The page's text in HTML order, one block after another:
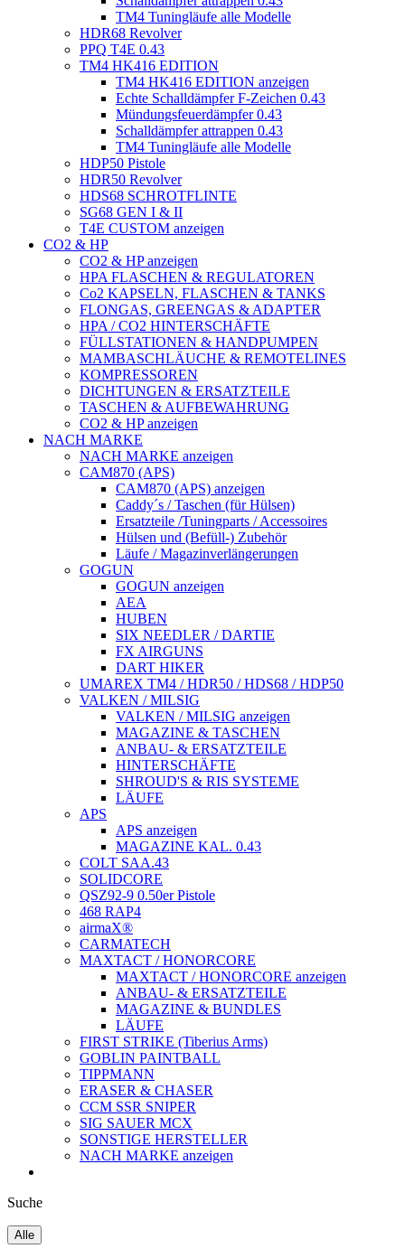
TM4 Tuningläufe alle Modelle
HDR68 Revolver
PPQ T4E 0.43
TM4 HK416 EDITION
TM4 HK416 EDITION anzeigen
Echte Schalldämpfer F-Zeichen 0.43
Mündungsfeuerdämpfer 0.43
Schalldämpfer attrappen 0.43
TM4 Tuningläufe alle Modelle
HDP50 Pistole
HDR50 Revolver
HDS68 SCHROTFLINTE
SG68 GEN I & II
T4E CUSTOM anzeigen
CO2 & HP
CO2 & HP anzeigen
HPA FLASCHEN & REGULATOREN
Co2 KAPSELN, FLASCHEN & TANKS
FLONGAS, GREENGAS & ADAPTER
HPA / CO2 HINTERSCHÄFTE
FÜLLSTATIONEN & HANDPUMPEN
MAMBASCHLÄUCHE & REMOTELINES
KOMPRESSOREN
DICHTUNGEN & ERSATZTEILE
TASCHEN & AUFBEWAHRUNG
CO2 & HP anzeigen
NACH MARKE
NACH MARKE anzeigen
CAM870 (APS)
CAM870 (APS) anzeigen
Caddy´s / Taschen (für Hülsen)
Ersatzteile /Tuningparts / Accessoires
Hülsen und (Befüll-) Zubehör
Läufe / Magazinverlängerungen
GOGUN
GOGUN anzeigen
AEA
HUBEN
SIX NEEDLER / DARTIE
FX AIRGUNS
DART HIKER
UMAREX TM4 / HDR50 / HDS68 / HDP50
VALKEN / MILSIG
VALKEN / MILSIG anzeigen
MAGAZINE & TASCHEN
ANBAU- & ERSATZTEILE
HINTERSCHÄFTE
SHROUD'S & RIS SYSTEME
LÄUFE
APS
APS anzeigen
MAGAZINE KAL. 0.43
COLT SAA.43
SOLIDCORE
QSZ92-9 0.50er Pistole
468 RAP4
airmaX®
CARMATECH
MAXTACT / HONORCORE
MAXTACT / HONORCORE anzeigen
ANBAU- & ERSATZTEILE
MAGAZINE & BUNDLES
LÄUFE
FIRST STRIKE (Tiberius Arms)
GOBLIN PAINTBALL
TIPPMANN
ERASER & CHASER
CCM SSR SNIPER
SIG SAUER MCX
SONSTIGE HERSTELLER
NACH MARKE anzeigen
Suche
Alle